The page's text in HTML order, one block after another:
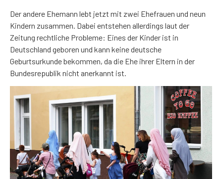
Der andere Ehemann lebt jetzt mit zwei Ehefrauen und neun
Kindern zusammen. Dabei entstehen allerdings laut der
Zeitung rechtliche Probleme: Eines der Kinder ist in
Deutschland geboren und kann keine deutsche
Geburtsurkunde bekommen, da die Ehe ihrer Eltern in der
Bundesrepublik nicht anerkannt ist.